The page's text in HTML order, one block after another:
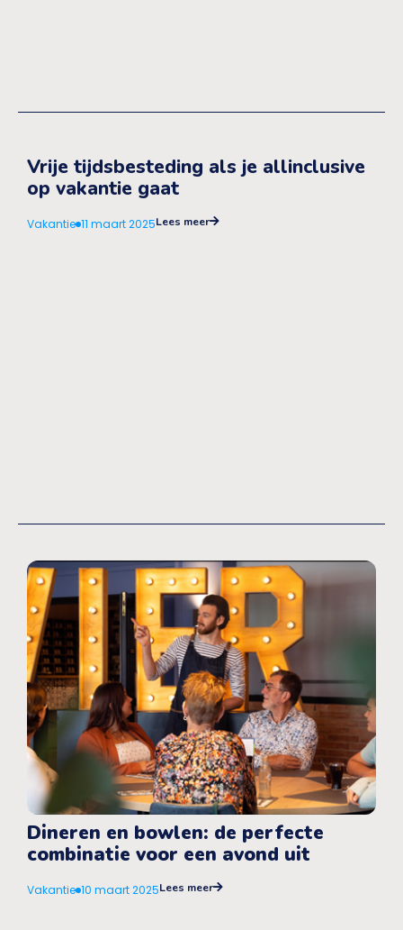
Vrije tijdsbesteding als je allinclusive
op vakantie gaat
Vakantie 11 maart 2025Lees meer
Dineren en bowlen: de perfecte
combinatie voor een avond uit
Vakantie 10 maart 2025Lees meer